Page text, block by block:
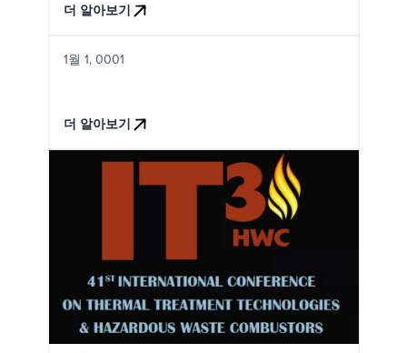
더 알아보기
1월 1, 0001
더 알아보기